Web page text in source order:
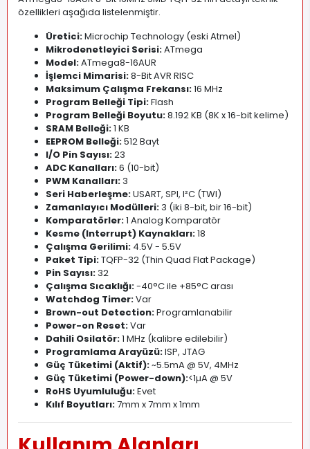
özellikleri aşağıda listelenmiştir.
Üretici:Microchip Technology (eski Atmel)
Mikrodenetleyici Serisi:ATmega
Model:ATmega8-16AUR
İşlemci Mimarisi:8-Bit AVR RISC
Maksimum Çalışma Frekansı:16 MHz
Program Belleği Tipi:Flash
Program Belleği Boyutu:8.192 KB (8K x 16-bit kelime)
SRAM Belleği:1 KB
EEPROM Belleği:512 Bayt
I/O Pin Sayısı:23
ADC Kanalları:6 (10-bit)
PWM Kanalları:3
Seri Haberleşme:USART, SPI, I²C (TWI)
Zamanlayıcı Modülleri:3 (iki 8-bit, bir 16-bit)
Komparatörler:1 Analog Komparatör
Kesme (Interrupt) Kaynakları:18
Çalışma Gerilimi: 4.5V - 5.5V
Paket Tipi:TQFP-32 (Thin Quad Flat Package)
Pin Sayısı:32
Çalışma Sıcaklığı:-40°C ile +85°C arası
Watchdog Timer:Var
Brown-out Detection:Programlanabilir
Power-on Reset:Var
Dahili Osilatör:1 MHz (kalibre edilebilir)
Programlama Arayüzü:ISP, JTAG
Güç Tüketimi (Aktif):~5.5mA @ 5V, 4MHz
Güç Tüketimi (Power-down):<1µA @ 5V
RoHS Uyumluluğu:Evet
Kılıf Boyutları:7mm x 7mm x 1mm